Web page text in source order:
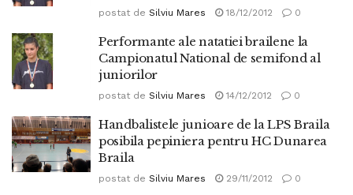
postat de Silviu Mares 18/12/2012 0
Performante ale natatiei brailene la
Campionatul National de semifond al
juniorilor
postat de Silviu Mares 14/12/2012 0
Handbalistele junioare de la LPS Braila
posibila pepiniera pentru HC Dunarea
Braila
postat de Silviu Mares 29/11/2012 0